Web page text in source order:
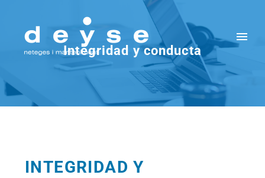
Integridad y conducta
INTEGRIDAD Y